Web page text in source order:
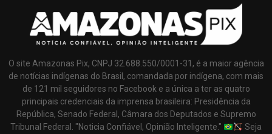
O site Amazonas Pix, CNPJ 32.688.550/0001-31, é a maior agência
de notícias indígenas do Brasil, comandada por indígena, com mais
de 121 mil seguidores no Facebook e a única a ter as quatro
principais credenciais da imprensa brasileira: Presidência da
República, Senado Federal, Câmara dos Deputados e Supremo
Tribunal Federal. "Noticia Confiável, Opinião Inteligente."
Seja